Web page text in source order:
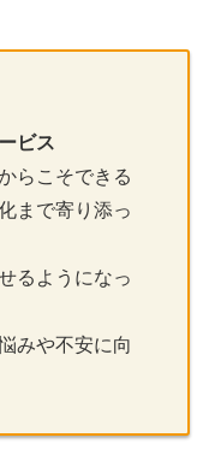
ビス
らこそできる
まで寄り添っ
るようになっ
みや不安に向